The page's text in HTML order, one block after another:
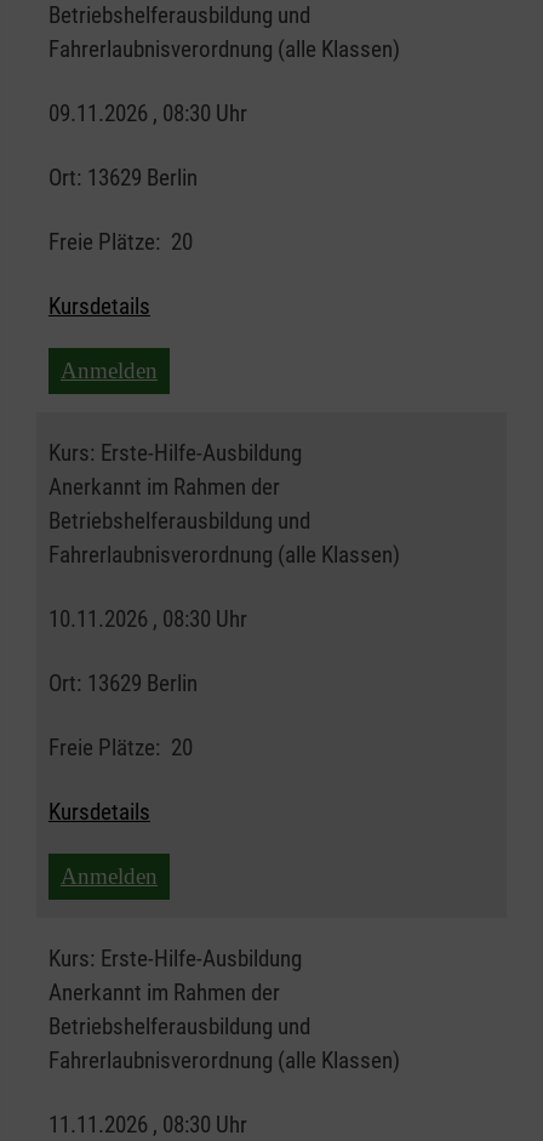
Betriebshelferausbildung und
Fahrerlaubnisverordnung (alle Klassen)
09.11.2026 , 08:30 Uhr
Ort: 13629 Berlin
Freie Plätze: 20
Kursdetails
Anmelden
Kurs: Erste-Hilfe-Ausbildung
Anerkannt im Rahmen der
Betriebshelferausbildung und
Fahrerlaubnisverordnung (alle Klassen)
10.11.2026 , 08:30 Uhr
Ort: 13629 Berlin
Freie Plätze: 20
Kursdetails
Anmelden
Kurs: Erste-Hilfe-Ausbildung
Anerkannt im Rahmen der
Betriebshelferausbildung und
Fahrerlaubnisverordnung (alle Klassen)
11.11.2026 , 08:30 Uhr